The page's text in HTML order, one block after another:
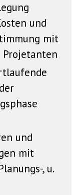
und
mit
Projetanten
und
mit
, u.